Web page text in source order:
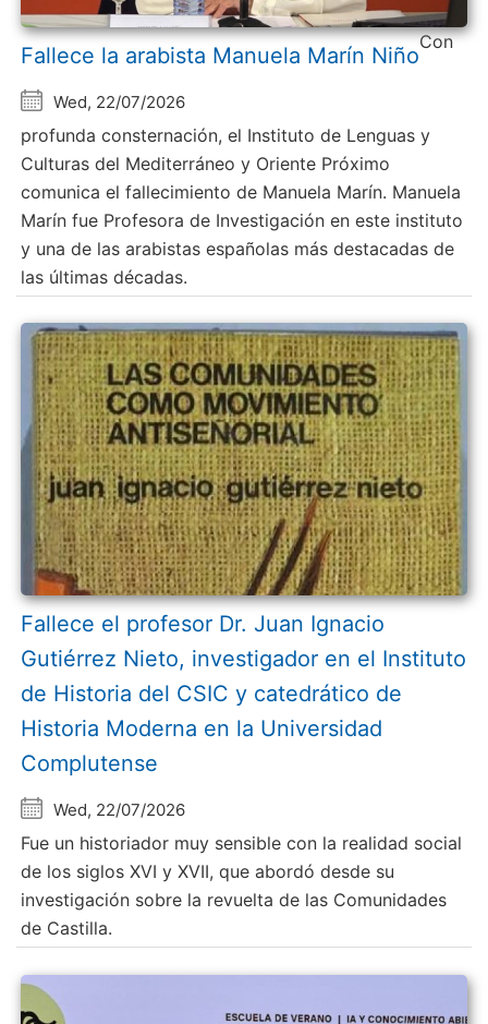
Fallece la arabista Manuela Marín Niño
Wed, 22/07/2026
Con
profunda consternación, el Instituto de Lenguas y
Culturas del Mediterráneo y Oriente Próximo
comunica el fallecimiento de Manuela Marín. Manuela
Marín fue Profesora de Investigación en este instituto
y una de las arabistas españolas más destacadas de
las últimas décadas.
Fallece el profesor Dr. Juan Ignacio
Gutiérrez Nieto, investigador en el Instituto
de Historia del CSIC y catedrático de
Historia Moderna en la Universidad
Complutense
Wed, 22/07/2026
Fue un historiador muy sensible con la realidad social
de los siglos XVI y XVII, que abordó desde su
investigación sobre la revuelta de las Comunidades
de Castilla.